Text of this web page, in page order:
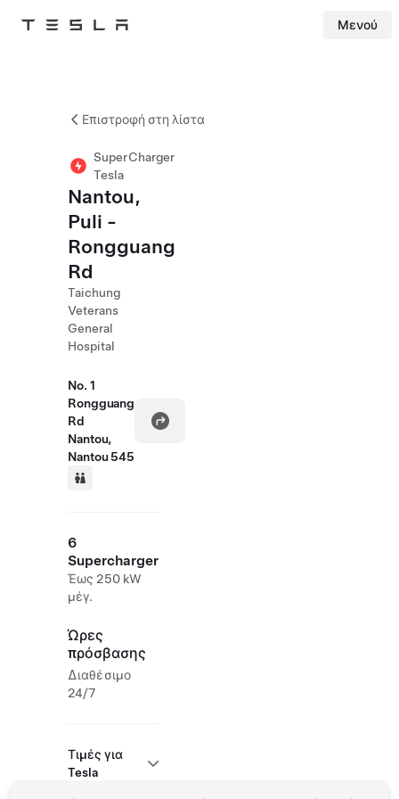
Tesla Μενού
Επιστροφή στη λίστα
SuperCharger
Tesla
Nantou,
Puli -
Rongguang
Rd
Taichung
Veterans
General
Hospital
No. 1
Rongguang
Rd
Nantou,
Nantou 545
6
Supercharger
Έως 250 kW
μέγ.
Ώρες
πρόσβασης
Διαθέσιμο
24/7
Τιμές για
Tesla